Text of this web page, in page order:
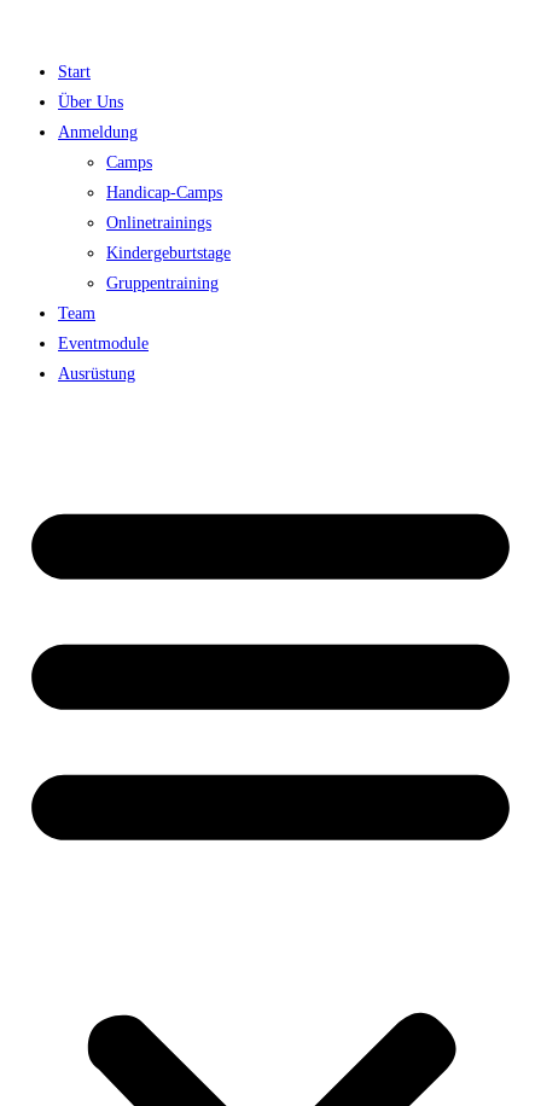
springen
Start
Über Uns
Anmeldung
Camps
Handicap-Camps
Onlinetrainings
Kindergeburtstage
Gruppentraining
Team
Eventmodule
Ausrüstung